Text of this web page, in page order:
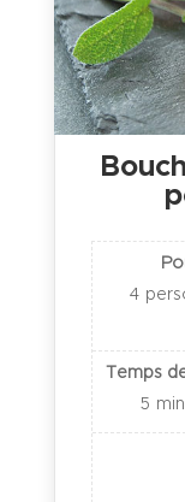
4
Temps
5